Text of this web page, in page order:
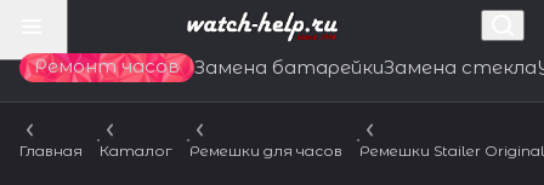
Ремонт часов Замена батарейкиЗамена стекла
Главная Каталог Ремешки для часов Ремешки Stailer Original